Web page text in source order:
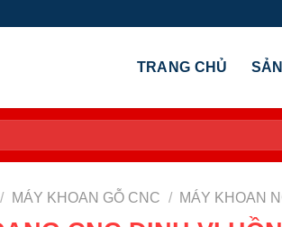
TRANG CHỦ
/ MÁY KHOAN GỖ CNC / MÁY KHOAN